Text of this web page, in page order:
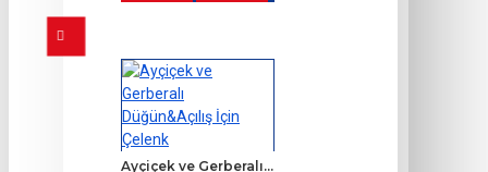
Ayçiçek ve Gerberalı Düğün&Açılış İçin Çelenk